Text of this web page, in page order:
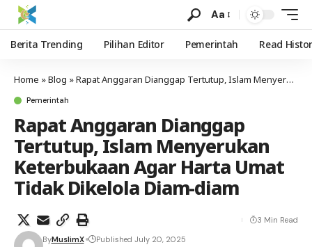
Aa
Berita Trending Pilihan Editor Pemerintah Read
Home »Blog »Rapat Anggaran Dianggap Tertutup, Islam Menyerukan Keterbukaan Agar Harta Umat Tidak Dikelola Diam-diam
Pemerintah
Rapat Anggaran Dianggap
Tertutup, Islam Menyerukan
Keterbukaan Agar Harta Umat
Tidak Dikelola Diam-diam
ByMuslimX Published July 20, 2025
3 Min Read